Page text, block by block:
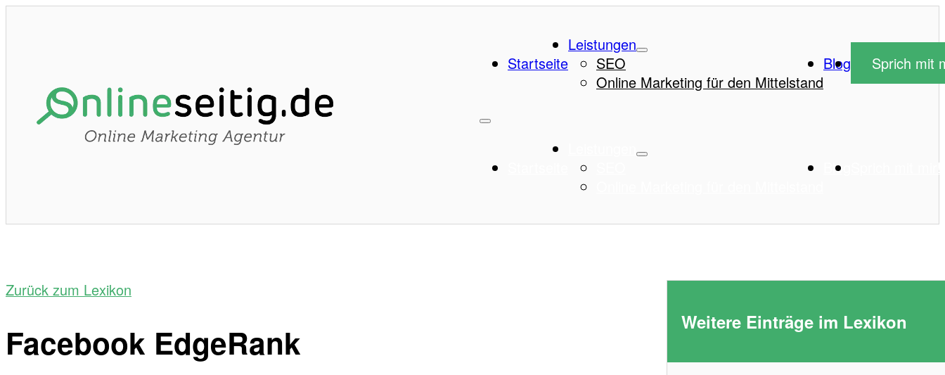
Startseite
Leistungen
SEO
Online Marketing für den Mittelstand
Blog Sprich mit
Blog Sprich mit mir!
Zurück zum Lexikon
Facebook EdgeRank Weitere Einträge im Lexikon